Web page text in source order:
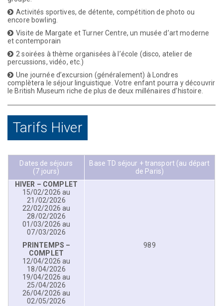
Activités sportives, de détente, compétition de photo ou
encore bowling.
Visite de Margate et Turner Centre, un musée d’art moderne
et contemporain
2 soirées à thème organisées à l’école (disco, atelier de
percussions, vidéo, etc.)
Une journée d’excursion (généralement) à Londres
complètera le séjour linguistique. Votre enfant pourra y découvrir
le British Museum riche de plus de deux millénaires d’histoire.
Tarifs Hiver
Dates de séjours
(7 jours)
Base TD séjour + transport (au départ
de Paris)
HIVER – COMPLET
15/02/2026 au
21/02/2026
22/02/2026 au
28/02/2026
01/03/2026 au
07/03/2026
PRINTEMPS –
COMPLET
12/04/2026 au
18/04/2026
19/04/2026 au
25/04/2026
26/04/2026 au
02/05/2026
989